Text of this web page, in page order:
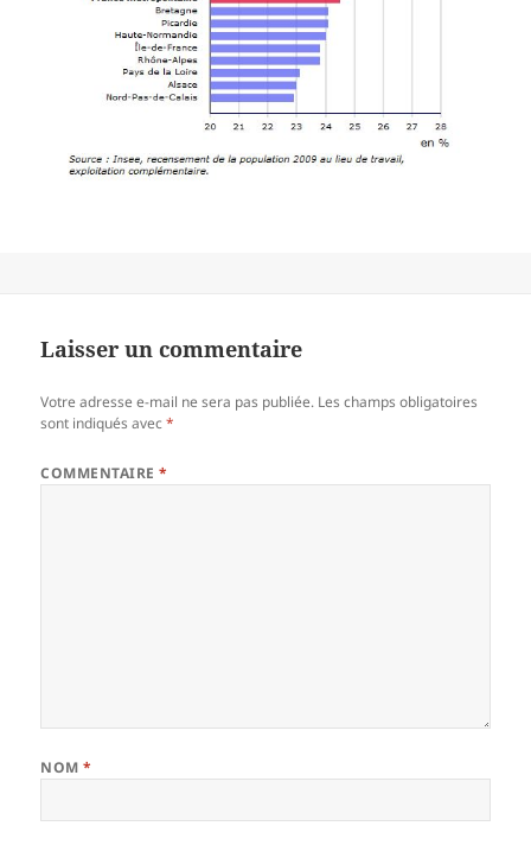
Laisser un commentaire
Votre adresse e-mail ne sera pas publiée. Les champs obligatoires
sont indiqués avec*
COMMENTAIRE*
NOM*